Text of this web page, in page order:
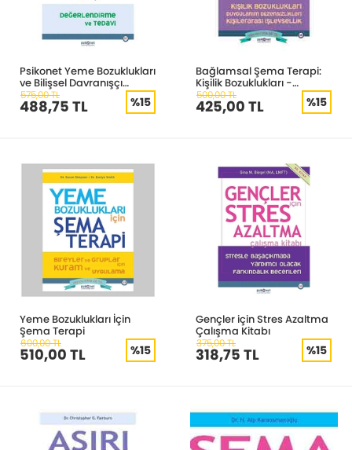
Psikonet Yeme Bozuklukları
ve Bilişsel Davranışçı
Terapi
575,00 TL
488,75 TL %15
Bağlamsal Şema Terapi:
Kişilik Bozuklukları -
Duygulanım Düzensizlikleri
- Kişilerarası İşlevsellik
500,00 TL
425,00 TL %15
Yeme Bozuklukları İçin
Şema Terapi
600,00 TL
510,00 TL %15
Gençler için Stres Azaltma
Çalışma Kitabı
375,00 TL
318,75 TL %15